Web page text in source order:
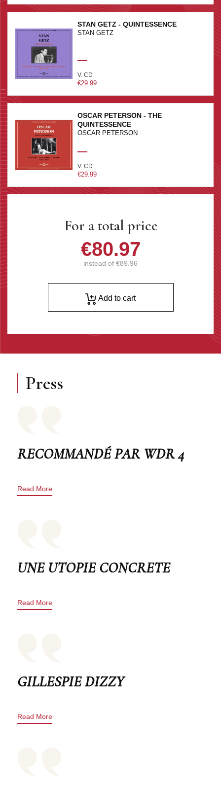
STAN GETZ - QUINTESSENCE
STAN GETZ
V. CD
€29.99
OSCAR PETERSON - THE
QUINTESSENCE
OSCAR PETERSON
V. CD
€29.99
For a total price
€80.97
instead of €89.96
Add to cart
Press
RECOMMANDÉ PAR WDR 4
Read More
UNE UTOPIE CONCRETE
Read More
GILLESPIE DIZZY
Read More